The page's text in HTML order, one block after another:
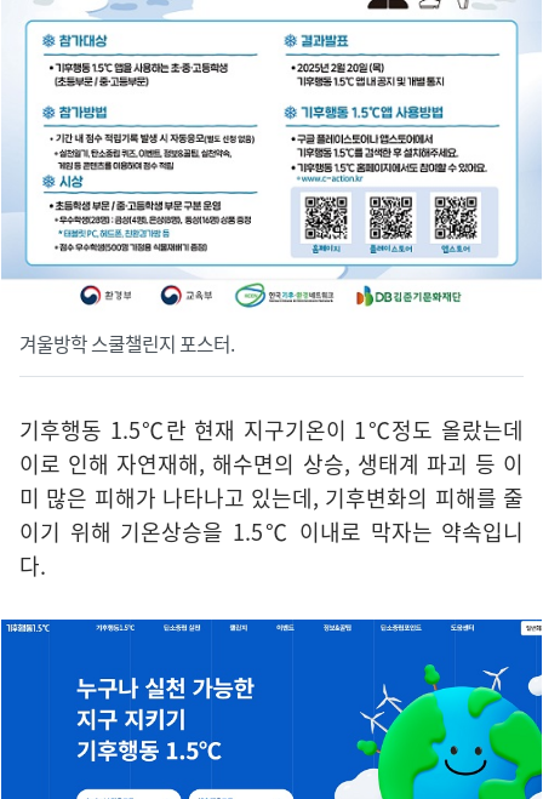
겨울방학 스쿨챌린지 포스터.
기후행동 1.5℃란 현재 지구기온이 1℃정도 올랐는데
이로 인해 자연재해, 해수면의 상승, 생태계 파괴 등 이
미 많은 피해가 나타나고 있는데, 기후변화의 피해를 줄
이기 위해 기온상승을 1.5℃ 이내로 막자는 약속입니
다.